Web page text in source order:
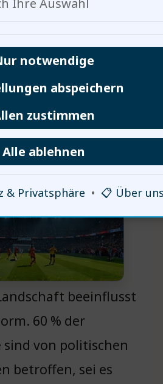
Schritte in der
der Politik auf
beeinflusst
60 % der
sind von politischen
betroffen, sei es
Ihre Auswahl
notwendige
abspeichern
zustimmen
Alle ablehnen
& Privatsphäre • 📋 Über